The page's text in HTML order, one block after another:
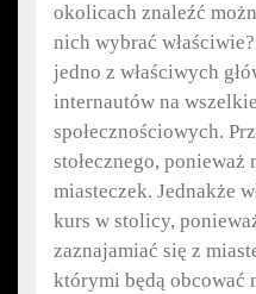
okolicach znaleźć
nich wybrać
jedno z właściwych
internautów na
społecznościowych.
stołecznego,
miasteczek. Jednakże
kurs w stolicy,
zaznajamiać się z
którymi będą obcować